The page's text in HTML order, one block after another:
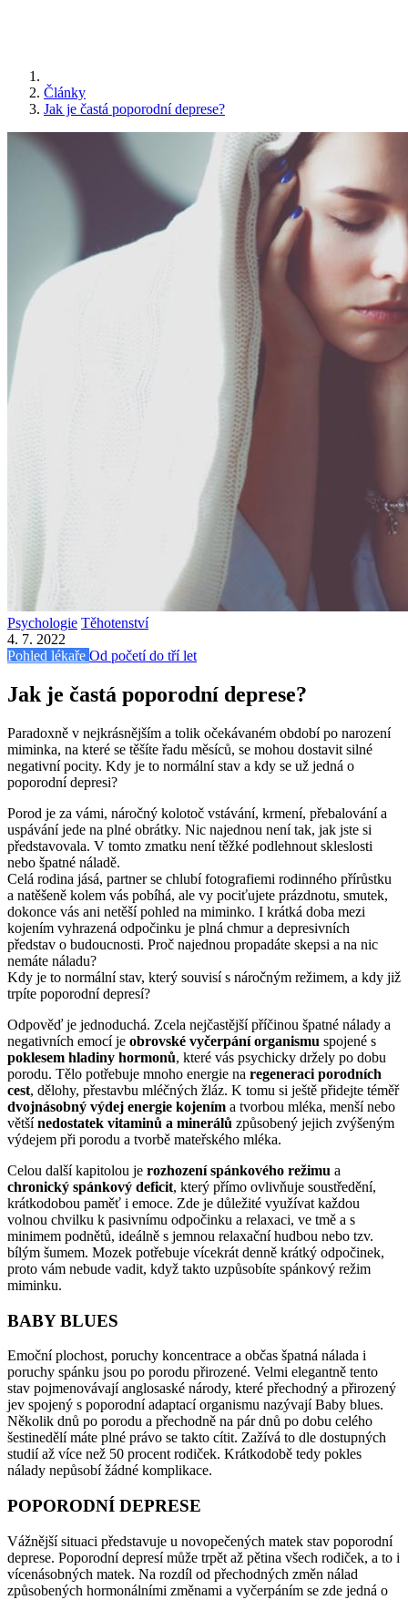
Články
Jak je častá poporodní deprese?
Psychologie Těhotenství
4. 7. 2022
Pohled lékaře Od početí do tří let
Jak je častá poporodní deprese?
Paradoxně v nejkrásnějším a tolik očekávaném období po narození
miminka, na které se těšíte řadu měsíců, se mohou dostavit silné
negativní pocity. Kdy je to normální stav a kdy se už jedná o
poporodní depresi?
Porod je za vámi, náročný kolotoč vstávání, krmení, přebalování a
uspávání jede na plné obrátky. Nic najednou není tak, jak jste si
představovala. V tomto zmatku není těžké podlehnout skleslosti
nebo špatné náladě.
Celá rodina jásá, partner se chlubí fotografiemi rodinného přírůstku
a natěšeně kolem vás pobíhá, ale vy pociťujete prázdnotu, smutek,
dokonce vás ani netěší pohled na miminko. I krátká doba mezi
kojením vyhrazená odpočinku je plná chmur a depresivních
představ o budoucnosti. Proč najednou propadáte skepsi a na nic
nemáte náladu?
Kdy je to normální stav, který souvisí s náročným režimem, a kdy již
trpíte poporodní depresí?
Odpověď je jednoduchá. Zcela nejčastější příčinou špatné nálady a
negativních emocí je obrovské vyčerpání organismu spojené s
poklesem hladiny hormonů, které vás psychicky držely po dobu
porodu. Tělo potřebuje mnoho energie na regeneraci porodních
cest, dělohy, přestavbu mléčných žláz. K tomu si ještě přidejte téměř
dvojnásobný výdej energie kojením a tvorbou mléka, menší nebo
většínedostatek vitaminů a minerálů způsobený jejich zvýšeným
výdejem při porodu a tvorbě mateřského mléka.
Celou další kapitolou je rozhození spánkového režimu a
chronický spánkový deficit, který přímo ovlivňuje soustředění,
krátkodobou paměť i emoce. Zde je důležité využívat každou
volnou chvilku k pasivnímu odpočinku a relaxaci, ve tmě a s
minimem podnětů, ideálně s jemnou relaxační hudbou nebo tzv.
bílým šumem. Mozek potřebuje vícekrát denně krátký odpočinek,
proto vám nebude vadit, když takto uzpůsobíte spánkový režim
miminku.
BABY BLUES
Emoční plochost, poruchy koncentrace a občas špatná nálada i
poruchy spánku jsou po porodu přirozené. Velmi elegantně tento
stav pojmenovávají anglosaské národy, které přechodný a přirozený
jev spojený s poporodní adaptací organismu nazývají Baby blues.
Několik dnů po porodu a přechodně na pár dnů po dobu celého
šestinedělí máte plné právo se takto cítit. Zažívá to dle dostupných
studií až více než 50 procent rodiček. Krátkodobě tedy pokles
nálady nepůsobí žádné komplikace.
POPORODNÍ DEPRESE
Vážnější situaci představuje u novopečených matek stav poporodní
deprese. Poporodní depresí může trpět až pětina všech rodiček, a to i
vícenásobných matek. Na rozdíl od přechodných změn nálad
způsobených hormonálními změnami a vyčerpáním se zde jedná o